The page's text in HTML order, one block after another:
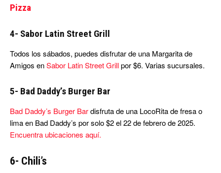
Pizza
4- Sabor Latin Street Grill
Todos los sábados, puedes disfrutar de una Margarita de
Amigos enSabor Latin Street Grillpor $6. Varias sucursales.
5- Bad Daddy’s Burger Bar
Bad Daddy’s Burger Bardisfruta de una LocoRita de fresa o
lima en Bad Daddy’s por solo $2 el 22 de febrero de 2025.
Encuentra ubicaciones aquí.
6- Chili’s